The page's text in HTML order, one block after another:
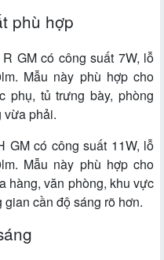
phù hợp
GM có công suất 7W, lỗ
Mẫu này phù hợp cho
phụ, tủ trưng bày, phòng
vừa phải.
GM có công suất 11W, lỗ
Mẫu này phù hợp cho
hàng, văn phòng, khu vực
cần độ sáng rõ hơn.